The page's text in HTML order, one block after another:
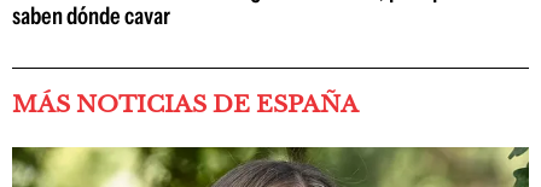
saben dónde cavar
MÁS NOTICIAS DE ESPAÑA